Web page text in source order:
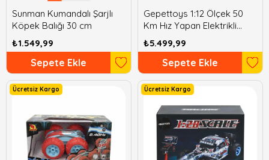
Sunman Kumandalı Şarjlı
Köpek Balığı 30 cm
₺1.549,99
Sepete Ekle
Gepettoys 1:12 Ölçek 50
Km Hız Yapan Elektrikli
Kumandalı Araba
₺5.499,99
Sepete Ekle
Ücretsiz Kargo Ücretsiz Kargo